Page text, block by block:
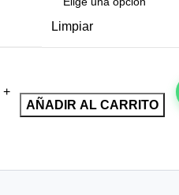
Limpiar
AÑADIR AL CARRITO